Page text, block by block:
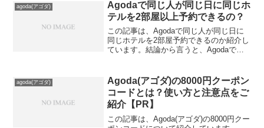
ですよ。早速予約の取り直しをする人は
下記の公式サイ...
agoda(アゴダ)
Agodaで同じ人が同じ日に同じホ
テルを2部屋以上予約できるの？
この記事は、Agodaで同じ人が同じ日に
同じホテルを2部屋予約できるのか紹介し
ています。結論から言うと、Agodaで同
場合がありますが、方法次第では可能で
す。重要なの...
agoda(アゴダ)
Agoda(アゴダ)の8000円クーポン
コードとは？使い方と注意点をご
紹介【PR】
この記事は、Agoda(アゴダ)の8000円クー